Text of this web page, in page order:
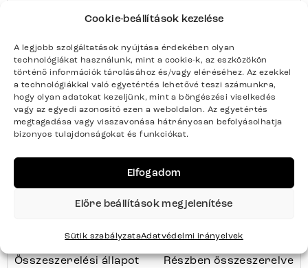
Cookie-beállítások kezelése
A legjobb szolgáltatások nyújtása érdekében olyan
technológiákat használunk, mint a cookie-k, az eszközökön
történő információk tárolásához és/vagy eléréséhez. Az ezekkel
a technológiákkal való egyetértés lehetővé teszi számunkra,
hogy olyan adatokat kezeljünk, mint a böngészési viselkedés
vagy az egyedi azonosító ezen a weboldalon. Az egyetértés
megtagadása vagy visszavonása hátrányosan befolyásolhatja
bizonyos tulajdonságokat és funkciókat.
Elfogadom
Előre beállítások megjelenítése
Sütik szabályzataAdatvédelmi irányelvek
Étkezőasztalok
Tulajdonságok Tömörfa
Szélesség 200
Magasság 72
Mélység 100
Szín Természetes
Összeszerelési állapot Részben összeszerelve